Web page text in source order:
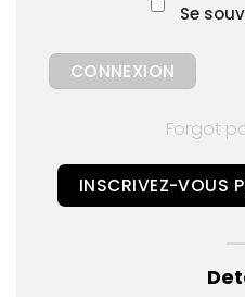
Se
Forgot
INSCRIVEZ-VOUS